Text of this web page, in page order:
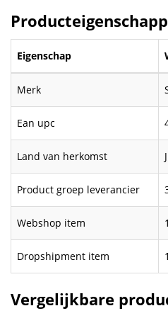
Eigenschap
Merk
Ean upc
Land van herkomst
Product groep leverancier
Webshop item 1
Dropshipment item 1
Vergelijkbare